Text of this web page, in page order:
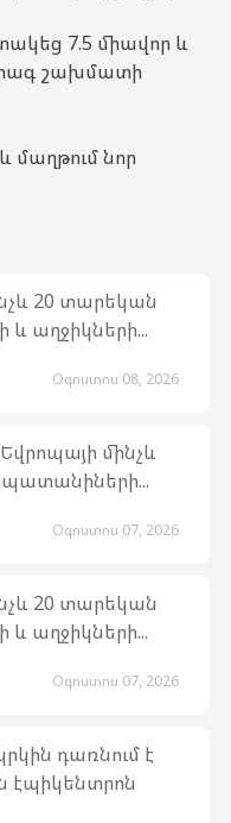
7.5 միավոր և
շախմատի
մաղթում նոր
20 տարեկան
աղջիկների...
Օգոստոս 08, 2026
մինչև
Օգոստոս 07, 2026
20 տարեկան
աղջիկների...
Օգոստոս 07, 2026
դառնում է